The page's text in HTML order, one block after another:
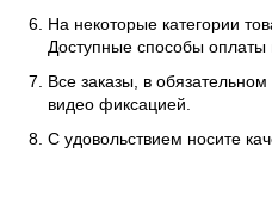
На некоторые категории
Доступные способы оплаты
Все заказы, в
видео фиксацией.
С удовольствием носите